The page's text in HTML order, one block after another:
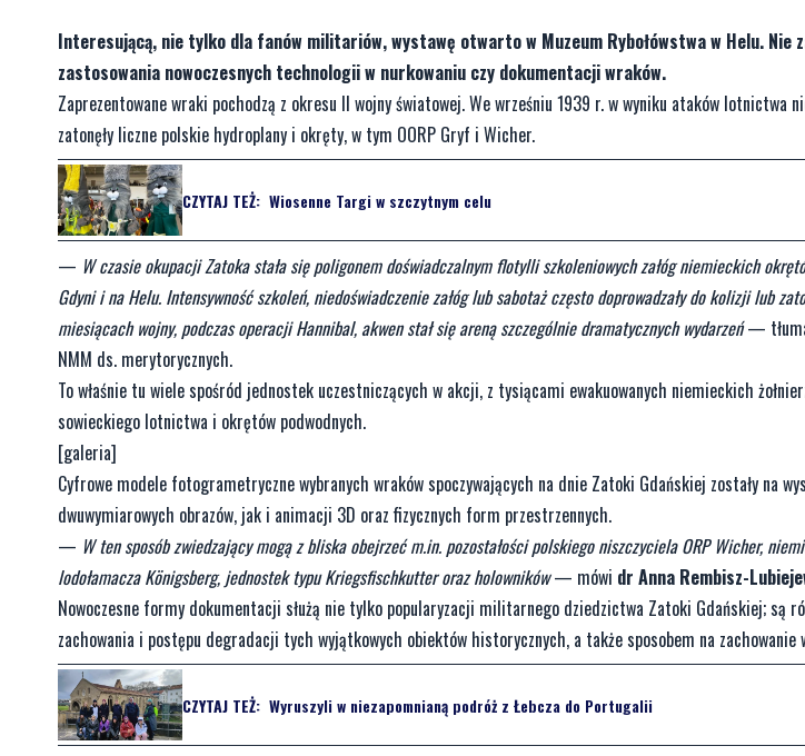
Interesującą, nie tylko dla fanów militariów, wystawę otwarto w Muzeum Rybołówstwa w Helu. Nie
zastosowania nowoczesnych technologii w nurkowaniu czy dokumentacji wraków.
Zaprezentowane wraki pochodzą z okresu II wojny światowej. We wrześniu 1939 r. w wyniku ataków lotnictwa
zatonęły liczne polskie hydroplany i okręty, w tym OORP Gryf i Wicher.
CZYTAJ TEŻ: Wiosenne Targi w szczytnym celu
— W czasie okupacji Zatoka stała się poligonem doświadczalnym flotylli szkoleniowych załóg niemieckich
Gdyni i na Helu. Intensywność szkoleń, niedoświadczenie załóg lub sabotaż często doprowadzały do kolizji lub
miesiącach wojny, podczas operacji Hannibal, akwen stał się areną szczególnie dramatycznych wydarzeń—
NMM ds. merytorycznych.
To właśnie tu wiele spośród jednostek uczestniczących w akcji, z tysiącami ewakuowanych niemieckich
sowieckiego lotnictwa i okrętów podwodnych.
[galeria]
Cyfrowe modele fotogrametryczne wybranych wraków spoczywających na dnie Zatoki Gdańskiej zostały na
dwuwymiarowych obrazów, jak i animacji 3D oraz fizycznych form przestrzennych.
— W ten sposób zwiedzający mogą z bliska obejrzeć m.in. pozostałości polskiego niszczyciela ORP Wicher,
lodołamacza Königsberg, jednostek typu Kriegsfischkutter oraz holowników— mówi dr Anna Rembisz-
Nowoczesne formy dokumentacji służą nie tylko popularyzacji militarnego dziedzictwa Zatoki Gdańskiej; są
zachowania i postępu degradacji tych wyjątkowych obiektów historycznych, a także sposobem na zachowanie
CZYTAJ TEŻ: Wyruszyli w niezapomnianą podróż z Łebcza do Portugalii